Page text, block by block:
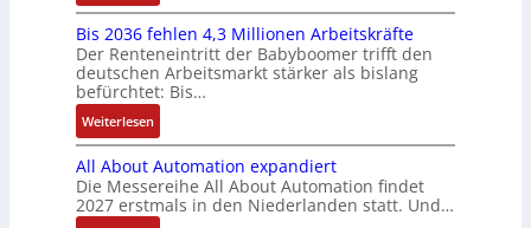
k
l
u
n
g
v
e
M
o
m
e
n
t
a
u
n
u
c
C
N
C
-
S
y
s
h
ä
f
t
s
f
h
r
e
s
:
Q
2
-
E
r
g
e
b
r
i
e
b
s
-
u
n
d
M
K
I
b
r
a
u
c
h
t
S
Bis 2036 fehlen 4,3 Millionen Arbeitskräfte
Der Renteneintritt der Babyboomer trifft den
deutschen Arbeitsmarkt stärker als bislang
befürchtet: Bis…
Weiterlesen:
B
i
s
2
All About Automation expandiert
Die Messereihe All About Automation findet
2027 erstmals in den Niederlanden statt. Und…